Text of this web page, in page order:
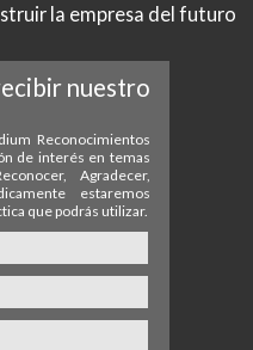
la empresa del futuro